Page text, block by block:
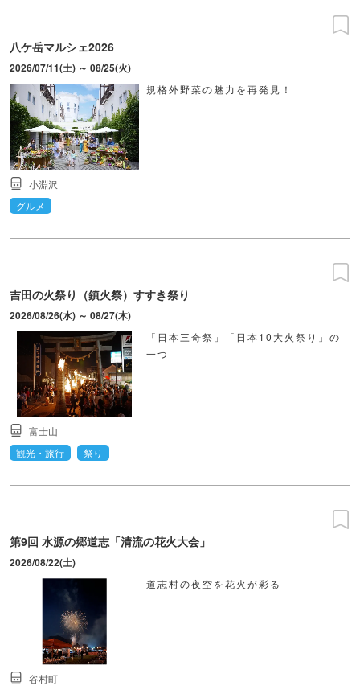
八ケ岳マルシェ2026
2026/07/11(土) ～ 08/25(火)
規格外野菜の魅力を再発見！
小淵沢
グルメ
吉田の火祭り（鎮火祭）すすき祭り
2026/08/26(水) ～ 08/27(木)
「日本三奇祭」「日本10大火祭り」の
一つ
富士山
観光・旅行
祭り
第9回 水源の郷道志「清流の花火大会」
2026/08/22(土)
道志村の夜空を花火が彩る
谷村町